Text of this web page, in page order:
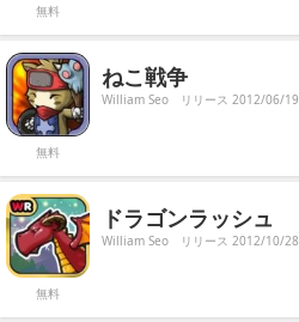
無料
無料
ねこ戦争
William Seo リリース 2012/06/19
無料
ドラゴンラッシュ
William Seo リリース 2012/10/28